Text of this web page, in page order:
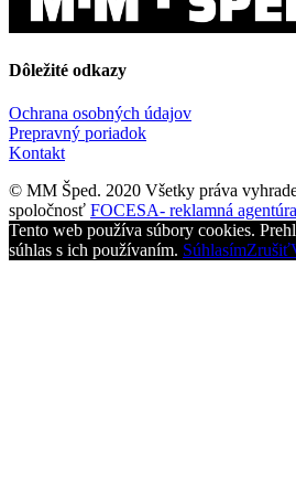
Dôležité odkazy
Ochrana osobných údajov
Prepravný poriadok
Kontakt
© MM Šped. 2020 Všetky práva
spoločnosť FOCESA- reklamná
Tento web používa súbory cookies.
súhlas s ich používaním. SúhlasímZrušiť